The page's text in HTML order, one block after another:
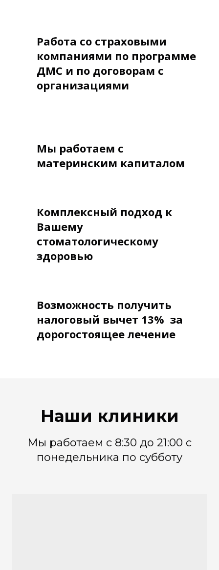
Работа со страховыми
компаниями по программе
ДМС и по договорам с
организациями
Мы работаем с
материнским капиталом
Комплексный подход к
Вашему
стоматологическому
здоровью
Возможность получить
налоговый вычет 13% за
дорогостоящее лечение
Наши клиники
Мы работаем с 8:30 до 21:00 с
понедельника по субботу